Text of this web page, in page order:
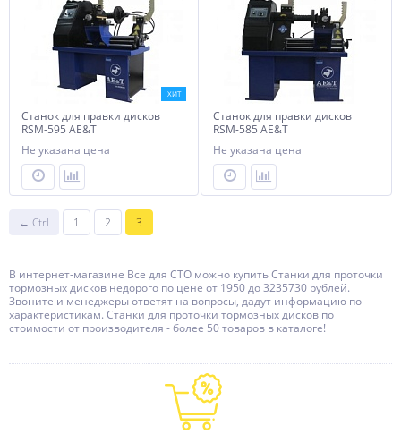
ХИТ
Станок для правки дисков
RSM-595 AE&T
Не указана цена
Станок для правки дисков
RSM-585 AE&T
Не указана цена
← Ctrl 1 2 3
В интернет-магазине Все для СТО можно купить Станки для проточки
тормозных дисков недорого по цене от 1950 до 3235730 рублей.
Звоните и менеджеры ответят на вопросы, дадут информацию по
характеристикам. Станки для проточки тормозных дисков по
стоимости от производителя - более 50 товаров в каталоге!